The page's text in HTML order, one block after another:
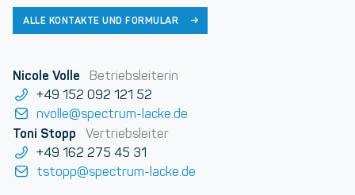
ALLE KONTAKTE UND FORMULAR
Nicole Volle
Betriebsleiterin
+49 152 092 121 52
nvolle@spectrum-lacke.de
Toni Stopp
Vertriebsleiter
+49 162 275 45 31
tstopp@spectrum-lacke.de